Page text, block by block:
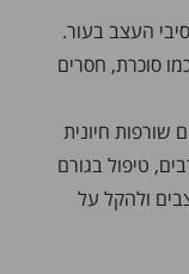
העצב בעור.
סוכרת, חסרים
שורפות חיונית
טיפול בגורם
ולהקל על